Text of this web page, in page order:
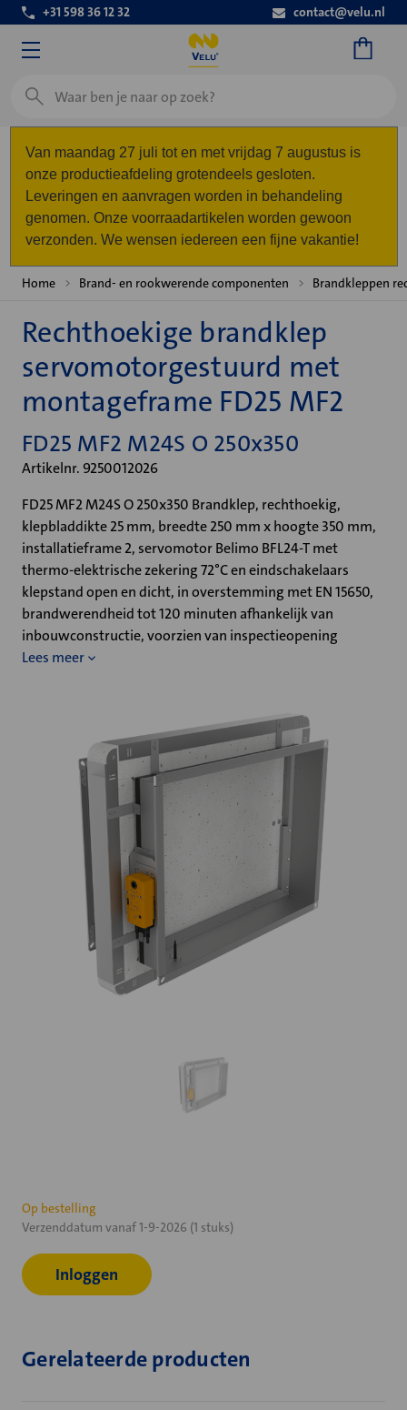
+31 598 36 12 32 contact@velu.nl
Zoeken
Van maandag 27 juli tot en met vrijdag 7 augustus is
onze productieafdeling grotendeels gesloten.
Leveringen en aanvragen worden in behandeling
genomen. Onze voorraadartikelen worden gewoon
verzonden. We wensen iedereen een fijne vakantie!
Home Brand- en rookwerende componenten Brandkleppen
Rechthoekige brandklep
servomotorgestuurd met
montageframe FD25 MF2
FD25 MF2 M24S O 250x350
Artikelnr. 9250012026
FD25 MF2 M24S O 250x350 Brandklep, rechthoekig,
klepbladdikte 25 mm, breedte 250 mm x hoogte 350 mm,
installatieframe 2, servomotor Belimo BFL24-T met
thermo-elektrische zekering 72°C en eindschakelaars
klepstand open en dicht, in overstemming met EN 15650,
brandwerendheid tot 120 minuten afhankelijk van
inbouwconstructie, voorzien van inspectieopening
Lees meer
Huidige
voorraad:
Op bestelling
Verzenddatum vanaf 1-9-2026 (1 stuks)
Inloggen
Gerelateerde producten